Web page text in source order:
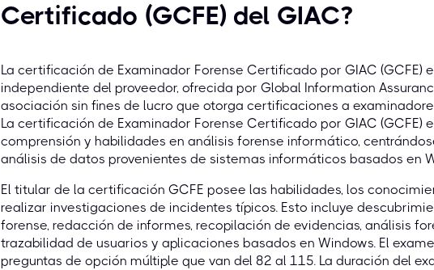
Certificado (GCFE) del GIAC?
La certificación de Examinador Forense Certificado por GIAC (GCFE)
independiente del proveedor, ofrecida por Global Information
asociación sin fines de lucro que otorga certificaciones a
La certificación de Examinador Forense Certificado por GIAC (GCFE)
comprensión y habilidades en análisis forense informático,
análisis de datos provenientes de sistemas informáticos basados en
El titular de la certificación GCFE posee las habilidades, los
realizar investigaciones de incidentes típicos. Esto incluye
forense, redacción de informes, recopilación de evidencias, análisis
trazabilidad de usuarios y aplicaciones basados en Windows. El
preguntas de opción múltiple que van del 82 al 115. La duración del